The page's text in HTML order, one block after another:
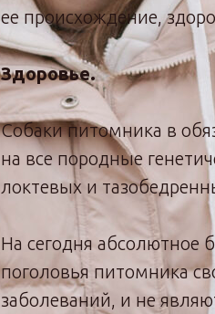
ее происхождение,
Здоровье.
Собаки питомника в
на все породные
локтевых и
На сегодня абсолютное
поголовья питомника
заболеваний, и не